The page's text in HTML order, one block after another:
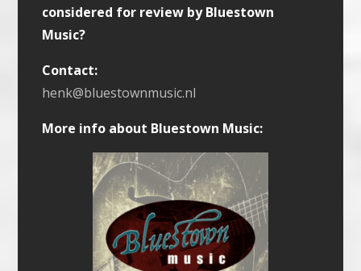
considered for review by Bluestown
Music?
Contact:
henk@bluestownmusic.nl
More info about Bluestown Music: